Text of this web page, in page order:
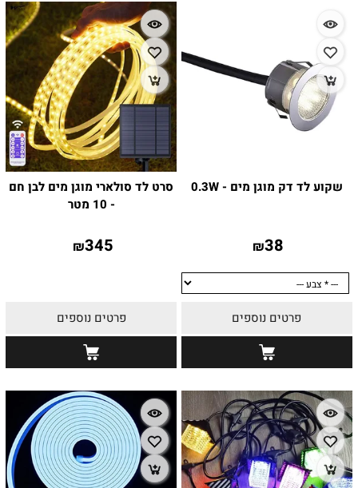
שקוע לד דק מוגן מים - 0.3W
₪38
פרטים נוספים
סרט לד סולארי מוגן מים לבן חם
- 10 מטר
₪345
פרטים נוספים